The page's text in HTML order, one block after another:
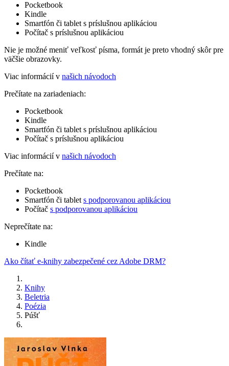
Pocketbook
Kindle
Smartfón či tablet s príslušnou aplikáciou
Počítač s príslušnou aplikáciou
Nie je možné meniť veľkosť písma, formát je preto vhodný skôr pre
väčšie obrazovky.
Viac informácií v našich návodoch
Prečítate na zariadeniach:
Pocketbook
Kindle
Smartfón či tablet s príslušnou aplikáciou
Počítač s príslušnou aplikáciou
Viac informácií v našich návodoch
Prečítate na:
Pocketbook
Smartfón či tablet s podporovanou aplikáciou
Počítač s podporovanou aplikáciou
Neprečítate na:
Kindle
Ako čítať e-knihy zabezpečené cez Adobe DRM?
Knihy
Beletria
Poézia
Púšť